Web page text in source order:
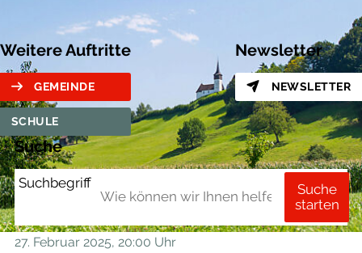
Weitere Auftritte
GEMEINDE
SCHULE
Newsletter
NEWSLETTER
Suche
Suchbegriff
Suche
starten
27. Februar 2025, 20:00 Uhr